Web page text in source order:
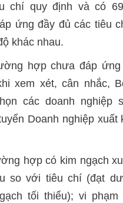
chí quy định và có
ứng đầy đủ các tiêu
khác nhau.
hợp chưa đáp ứng
xem xét, cân nhắc,
các doanh nghiệp
Doanh nghiệp xuất
hợp có kim ngạch
so với tiêu chí (đạt
tối thiểu); vi phạm